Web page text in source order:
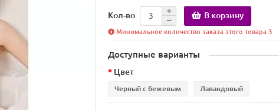
Кол-во В корзину
Минимальное количество заказа этого товара 3
Доступные варианты
Цвет
Черный с бежевым Лавандовый